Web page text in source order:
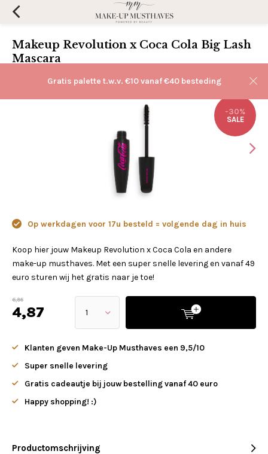
Gratis palette t.w.v. €10 vanaf €40 besteding
Makeup Revolution x Coca Cola Big Lash
Mascara
-30%
SALE
Op werkdagen voor 17u besteld = volgende dag in huis
Koop hier jouw Makeup Revolution x Coca Cola en andere
make-up musthaves. Met een super snelle levering en vanaf 49
euro sturen wij het gratis naar je toe!
6,95
4,87
Klanten geven Make-Up Musthaves een 9,5/10
Super snelle levering
Gratis cadeautje bij jouw bestelling vanaf 40 euro
Happy shopping! :)
Productomschrijving